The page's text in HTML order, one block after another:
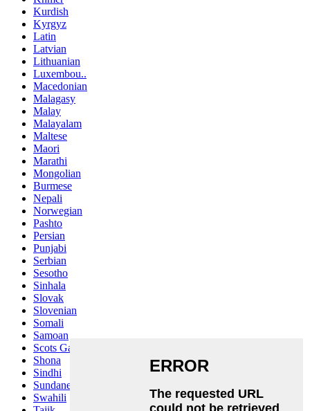
Kurdish
Kyrgyz
Latin
Latvian
Lithuanian
Luxembou..
Macedonian
Malagasy
Malay
Malayalam
Maltese
Maori
Marathi
Mongolian
Burmese
Nepali
Norwegian
Pashto
Persian
Punjabi
Serbian
Sesotho
Sinhala
Slovak
Slovenian
Somali
Samoan
Scots Gaelic
Shona
Sindhi
Sundanese
Swahili